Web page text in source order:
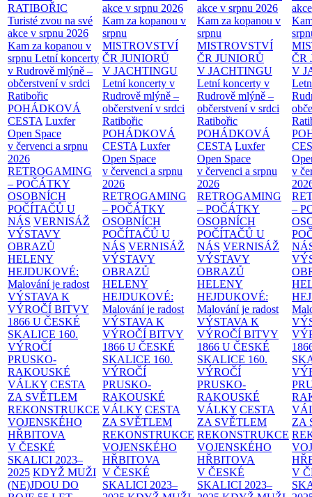
RATIBOŘIC
Turisté zvou na své
akce v srpnu 2026
Kam za kopanou v
srpnu Letní koncerty
v Rudrově mlýně –
občerstvení v srdci
Ratibořic
POHÁDKOVÁ
CESTA Luxfer
Open Space
v červenci a srpnu
2026
RETROGAMING
– POČÁTKY
OSOBNÍCH
POČÍTAČŮ U
NÁS VERNISÁŽ
VÝSTAVY
OBRAZŮ
HELENY
HEJDUKOVÉ:
Malování je radost
VÝSTAVA K
VÝROČÍ BITVY
1866 U ČESKÉ
SKALICE 160.
VÝROČÍ
PRUSKO-
RAKOUSKÉ
VÁLKY CESTA
ZA SVĚTLEM
REKONSTRUKCE
VOJENSKÉHO
HŘBITOVA
V ČESKÉ
SKALICI 2023–
2025 KDYŽ MUŽI
(NE)JDOU DO
akce v srpnu 2026
Kam za kopanou v
srpnu
MISTROVSTVÍ
ČR JUNIORŮ
V JACHTINGU
Letní koncerty v
Rudrově mlýně –
občerstvení v srdci
Ratibořic
POHÁDKOVÁ
CESTA Luxfer
Open Space
v červenci a srpnu
2026
RETROGAMING
– POČÁTKY
OSOBNÍCH
POČÍTAČŮ U
NÁS VERNISÁŽ
VÝSTAVY
OBRAZŮ
HELENY
HEJDUKOVÉ:
Malování je radost
VÝSTAVA K
VÝROČÍ BITVY
1866 U ČESKÉ
SKALICE 160.
VÝROČÍ
PRUSKO-
RAKOUSKÉ
VÁLKY CESTA
ZA SVĚTLEM
REKONSTRUKCE
VOJENSKÉHO
HŘBITOVA
V ČESKÉ
SKALICI 2023–
akce v srpnu 2026
Kam za kopanou v
srpnu
MISTROVSTVÍ
ČR JUNIORŮ
V JACHTINGU
Letní koncerty v
Rudrově mlýně –
občerstvení v srdci
Ratibořic
POHÁDKOVÁ
CESTA Luxfer
Open Space
v červenci a srpnu
2026
RETROGAMING
– POČÁTKY
OSOBNÍCH
POČÍTAČŮ U
NÁS VERNISÁŽ
VÝSTAVY
OBRAZŮ
HELENY
HEJDUKOVÉ:
Malování je radost
VÝSTAVA K
VÝROČÍ BITVY
1866 U ČESKÉ
SKALICE 160.
VÝROČÍ
PRUSKO-
RAKOUSKÉ
VÁLKY CESTA
ZA SVĚTLEM
REKONSTRUKCE
VOJENSKÉHO
HŘBITOVA
V ČESKÉ
SKALICI 2023–
ČR
V
v
–
ZA
V